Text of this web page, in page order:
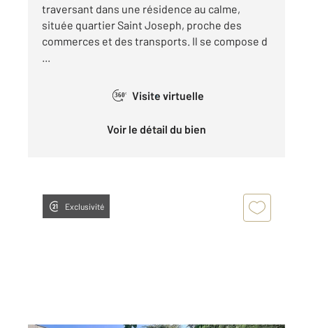
traversant dans une résidence au calme,
située quartier Saint Joseph, proche des
commerces et des transports. Il se compose d
360° Visite virtuelle
Voir le détail du bien
Exclusivité